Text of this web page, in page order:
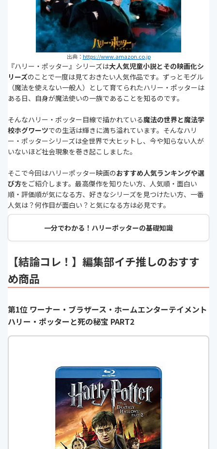
出典： https://www.amazon.co.jp
『ハリー・ポッター』シリーズは大人気児童小説とその映画化シ
リーズのことで一度は見ておきたい人気作品です。ずっとモグル
（魔法を使えない一般人）として育てられたハリー・ポッターは
ある日、自身が魔法使いの一族であることを知るのです。
そんなハリー・ポッター目線で描かれている魔法の世界と魔法学
校ホグワーツでの生活は輝きに満ち溢れています。そんなハリ
ー・ポッターシリーズは全世界で大ヒットし、今や知らない人が
いないほど社会現象を巻き起こしました。
そこで今回はハリーポッター映画のおすすめ人気ランキングや選
び方をご紹介します。最高傑作を知りたい方、人気順・面白い
順・評価順が気になる方、好きなシリーズを見つけたい方、一番
人気は？何作目が面白い？と気になる方は必見です。
一分でわかる！ハリーポッターの基礎知識
【結論コレ！】編集部イチ推しのおすす
め商品
第1位 ワーナー・ブラザース・ホームエンターテイメント
ハリー・ポッターと死の秘宝 PART2